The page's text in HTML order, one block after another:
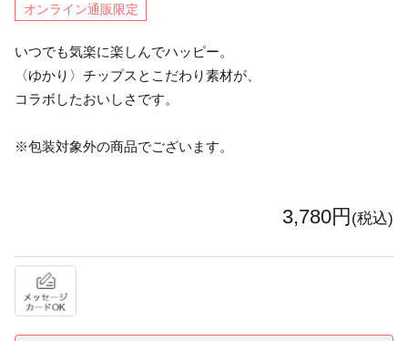
オンライン通販限定
いつでも気楽に楽しんでハッピー。
〈ゆかり〉チップスとこだわり素材が、
コラボしたおいしさです。
※包装対象外の商品でございます。
3,780円 (税込)